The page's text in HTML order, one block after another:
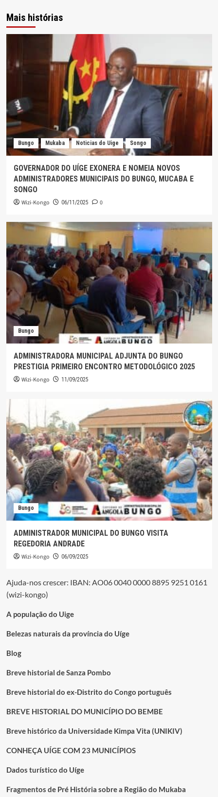
Mais histórias
Bungo Mukaba Noticias do Uige Songo
GOVERNADOR DO UÍGE EXONERA E NOMEIA NOVOS
ADMINISTRADORES MUNICIPAIS DO BUNGO, MUCABA E
SONGO
Wizi-Kongo 06/11/2025 0
Bungo
ADMINISTRADORA MUNICIPAL ADJUNTA DO BUNGO
PRESTIGIA PRIMEIRO ENCONTRO METODOLÓGICO 2025
Wizi-Kongo 11/09/2025
Bungo
ADMINISTRADOR MUNICIPAL DO BUNGO VISITA
REGEDORIA ANDRADE
Wizi-Kongo 06/09/2025
Ajuda-nos crescer: IBAN: AO06 0040 0000 8895 9251 0161
(wizi-kongo)
A população do Uige
Belezas naturais da província do Uíge
Blog
Breve historial de Sanza Pombo
Breve historial do ex-Distrito do Congo português
BREVE HISTORIAL DO MUNICÍPIO DO BEMBE
Breve histórico da Universidade Kimpa Vita (UNIKIV)
CONHEÇA UÍGE COM 23 MUNICÍPIOS
Dados turístico do Uíge
Fragmentos de Pré História sobre a Região do Mukaba